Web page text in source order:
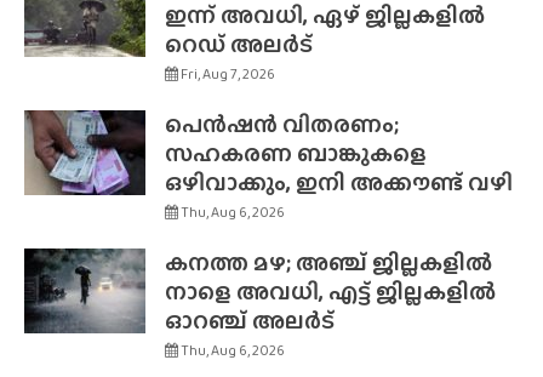
ഇന്ന് അവധി, ഏഴ് ജില്ലകളിൽ
റെഡ് അലർട്
Fri, Aug 7, 2026
പെൻഷൻ വിതരണം;
സഹകരണ ബാങ്കുകളെ
ഒഴിവാക്കും, ഇനി അക്കൗണ്ട് വഴി
Thu, Aug 6, 2026
കനത്ത മഴ; അഞ്ച് ജില്ലകളിൽ
നാളെ അവധി, എട്ട് ജില്ലകളിൽ
ഓറഞ്ച് അലർട്
Thu, Aug 6, 2026